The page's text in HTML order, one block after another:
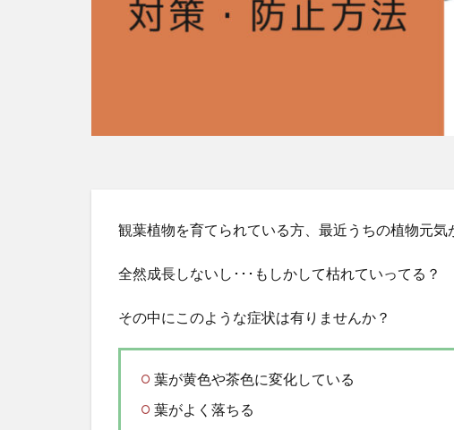
観葉植物を育てられている方、最近うちの植物元
全然成長しないし･･･もしかして枯れていってる？
その中にこのような症状は有りませんか？
葉が黄色や茶色に変化している
葉がよく落ちる